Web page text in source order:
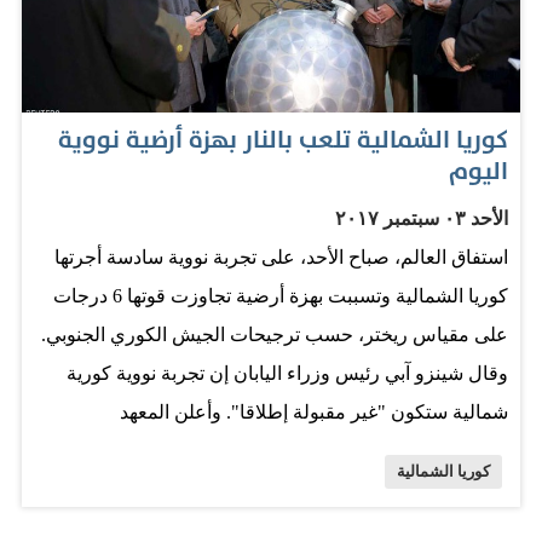
الهيدروجينية. وردت كوريا الجنوبية على التجربة النووية بإجراء
مناورة بالذخيرة الحية قبالة سواحلها الشرقية يوم الاثنين في
محاكاة لمهاجمة موقع التجارب النووية الكوري الشمالي
"بونغي-ري"، كهدف افتراضي. ولقيت التجربة الكورية
الشمالية تنديدا من واشنطن التي هددت باستخدام كل الوسائل
للرد على بيونغ يانغ بما في ذلك الخيار النووي. المصدر: البيان
كوريا الشمالية تلعب بالنار بهزة أرضية نووية
اليوم
الأحد ٠٣ سبتمبر ٢٠١٧
استفاق العالم، صباح الأحد، على تجربة نووية سادسة أجرتها
كوريا الشمالية وتسببت بهزة أرضية تجاوزت قوتها 6 درجات
على مقياس ريختر، حسب ترجيحات الجيش الكوري الجنوبي.
وقال شينزو آبي رئيس وزراء اليابان إن تجربة نووية كورية
شمالية ستكون "غير مقبولة إطلاقا". وأعلن المعهد
كوريا الشمالية